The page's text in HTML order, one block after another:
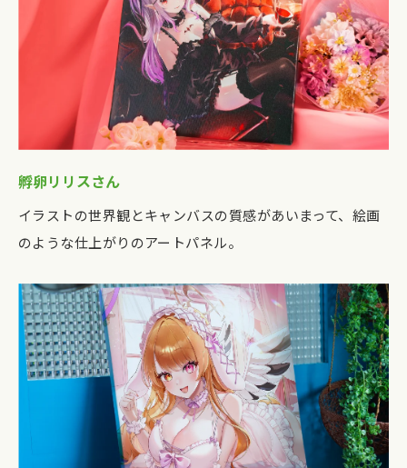
孵卵リリスさん
イラストの世界観とキャンバスの質感があいまって、絵画
のような仕上がりのアートパネル。